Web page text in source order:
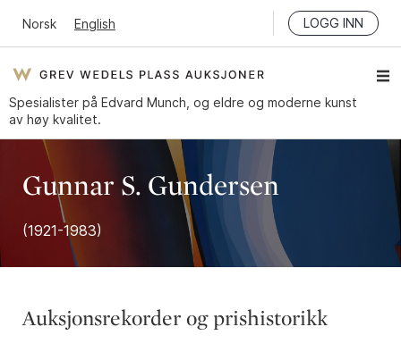
Norsk English LOGG INN
Spesialister på Edvard Munch, og eldre og moderne kunst
av høy kvalitet.
Gunnar S. Gundersen
(1921-1983)
Auksjonsrekorder og prishistorikk